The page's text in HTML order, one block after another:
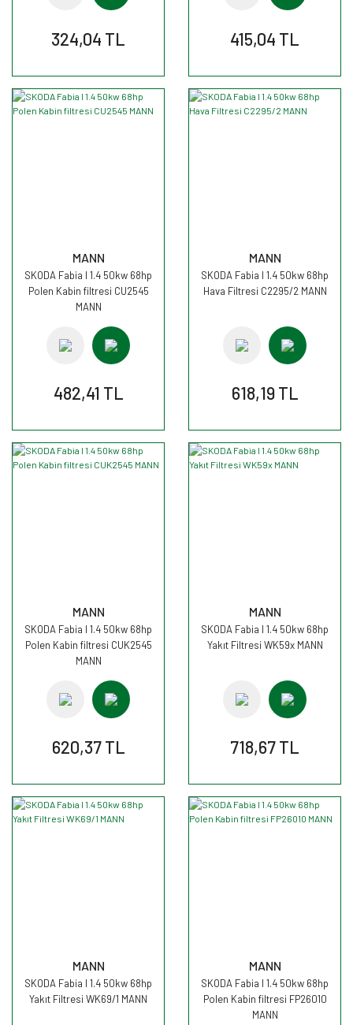
324,04 TL 415,04 TL
MANN
SKODA Fabia I 1.4 50kw 68hp
Polen Kabin filtresi CU2545
MANN
482,41 TL
MANN
SKODA Fabia I 1.4 50kw 68hp
Hava Filtresi C2295/2 MANN
618,19 TL
MANN
SKODA Fabia I 1.4 50kw 68hp
Polen Kabin filtresi CUK2545
MANN
620,37 TL
MANN
SKODA Fabia I 1.4 50kw 68hp
Yakıt Filtresi WK59x MANN
718,67 TL
MANN
SKODA Fabia I 1.4 50kw 68hp
Yakıt Filtresi WK69/1 MANN
MANN
SKODA Fabia I 1.4 50kw 68hp
Polen Kabin filtresi FP26010
MANN